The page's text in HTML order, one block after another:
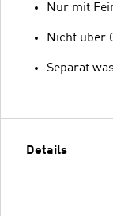
Nur mit
Nicht über
Separat
Details